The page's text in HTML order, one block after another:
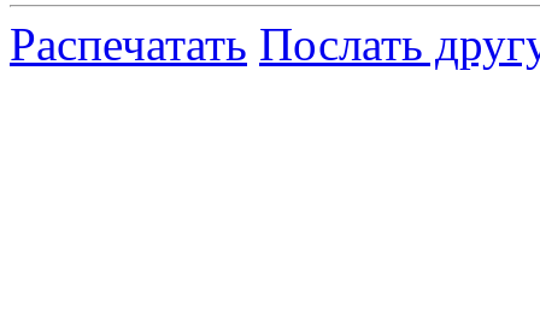
Распечатать Послать